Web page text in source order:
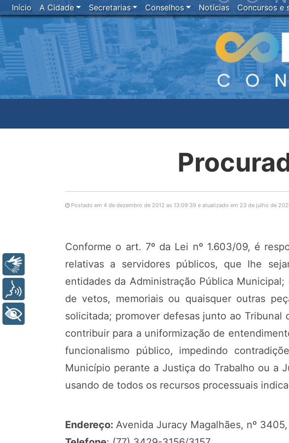
Início A Cidade Secretarias Conselhos Notícias Concursos e
Postado em 4 de dezembro de 2012 as 13:09:39 e atualizado em 23 de julho de
Conforme o art. 7º da Lei nº 1.603/09, é
relativas a servidores públicos, que lhe
entidades da Administração Pública
de vetos, memoriais ou quaisquer outras
solicitada; promover defesas junto ao
contribuir para a uniformização de
funcionalismo público, impedindo
Município perante a Justiça do Trabalho ou a
usando de todos os recursos processuais
Endereço: Avenida Juracy Magalhães, nº
+ Acessibilidade